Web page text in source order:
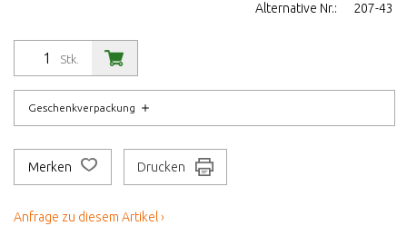
Alternative Nr.: 207-43
Stk.
Geschenkverpackung
Merken Drucken
Anfrage zu diesem Artikel ›